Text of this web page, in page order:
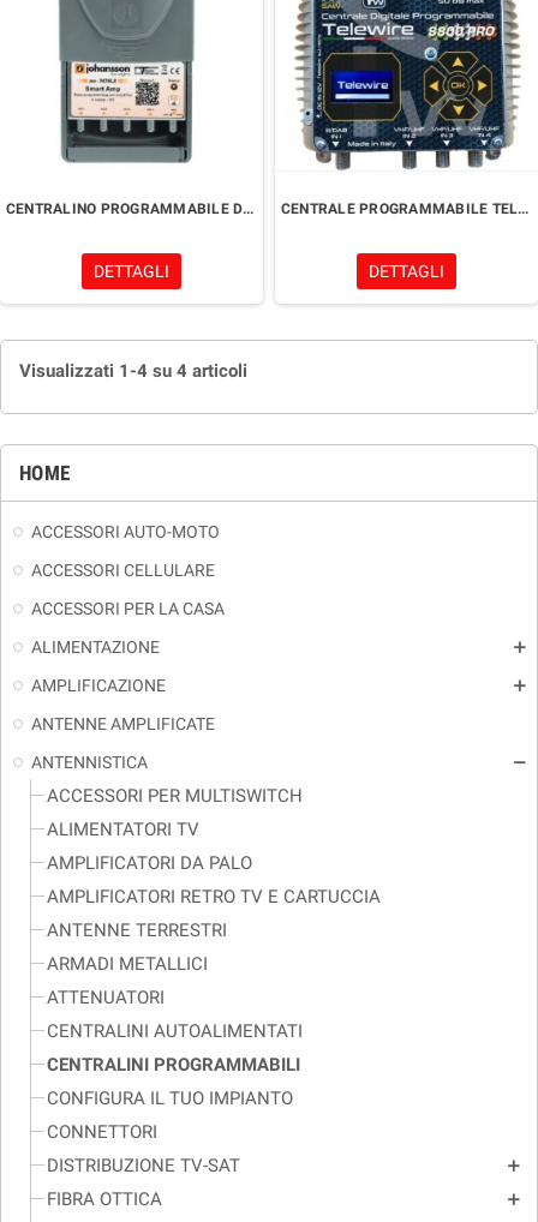
HOME
ACCESSORI AUTO-MOTO
ACCESSORI CELLULARE
ACCESSORI PER LA CASA
ALIMENTAZIONE
add
AMPLIFICAZIONE add
ANTENNE AMPLIFICATE
ANTENNISTICA
remove
ACCESSORI PER MULTISWITCH
ALIMENTATORI TV
AMPLIFICATORI DA PALO
AMPLIFICATORI RETRO TV E CARTUCCIA
ANTENNE TERRESTRI
ARMADI METALLICI
ATTENUATORI
CENTRALINI AUTOALIMENTATI
CENTRALINI PROGRAMMABILI
CONFIGURA IL TUO IMPIANTO
CONNETTORI
DISTRIBUZIONE TV-SAT
add
FIBRA OTTICA add
CENTRALINO PROGRAMMABILE DA PALO JOHANSSON J7473L1
DETTAGLI
CENTRALE PROGRAMMABILE TELEWIRE 8800 PRO
DETTAGLI
Visualizzati 1-4 su 4 articoli